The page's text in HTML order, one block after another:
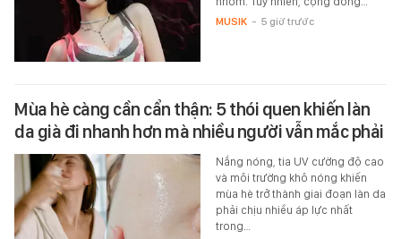
MUSIK - 5 giờ trước
Mùa hè càng cần cẩn thận: 5 thói quen khiến làn
da già đi nhanh hơn mà nhiều người vẫn mắc phải
Nắng nóng, tia UV cường độ cao
và môi trường khô nóng khiến
mùa hè trở thành giai đoạn làn da
phải chịu nhiều áp lực nhất
trong…